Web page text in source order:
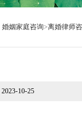
婚姻家庭咨询>离婚律师
2023-10-25